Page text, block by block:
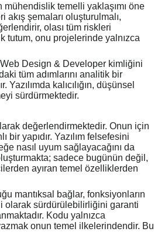
mühendislik temelli yaklaşımı öne
şemaları oluşturulmalı,
olası tüm riskleri
tutum, onu projelerinde yalnızca
Design & Developer kimliğini
tüm adımlarını analitik bir
kalıcılığın, düşünsel
sürdürmektedir.
değerlendirmektedir. Onun için
yapıdır. Yazılım felsefesini
nasıl uyum sağlayacağını da
sadece bugünün değil,
ayıran temel özelliklerden
mantıksal bağlar, fonksiyonların
olarak sürdürülebilirliğini garanti
Kodu yalnızca
onun temel ilkelerindendir. Bu